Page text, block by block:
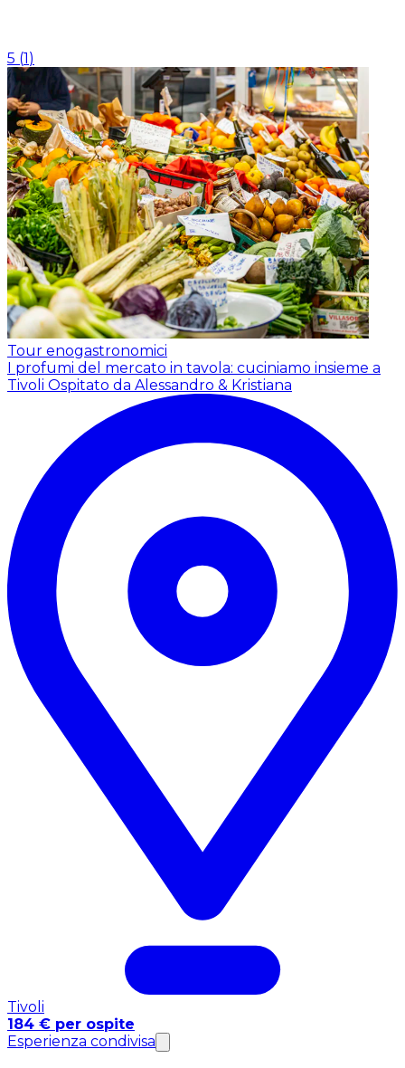
5 (1)
Tour enogastronomici
I profumi del mercato in tavola: cuciniamo insieme a
Tivoli Ospitato da Alessandro & Kristiana
Tivoli
184 € per ospite
Esperienza condivisa